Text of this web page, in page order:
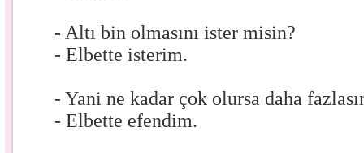
- Altı bin olmasını ister misin?
- Elbette isterim.
- Yani ne kadar çok olursa daha
- Elbette efendim.